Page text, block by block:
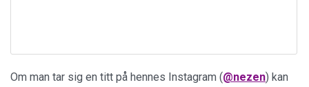
Om man tar sig en titt på hennes Instagram (@nezen) kan